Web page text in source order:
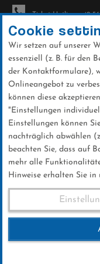
Direkt
zum
Inhalt
Ticket-Hotline: +49
Cookie
Wir setzen auf unserer
essenziell (z. B. für den
der Kontaktformulare),
Onlineangebot zu
können diese
"Einstellungen
Einstellungen können
nachträglich abwählen
beachten Sie, dass auf
mehr alle
Hinweise erhalten Sie in